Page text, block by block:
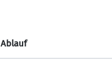
Ablauf